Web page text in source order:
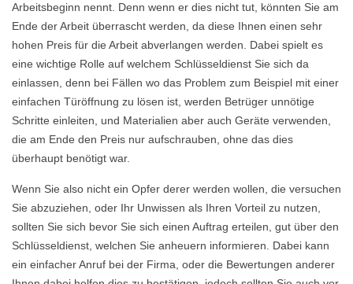
Arbeitsbeginn nennt. Denn wenn er dies nicht tut, könnten Sie am
Ende der Arbeit überrascht werden, da diese Ihnen einen sehr
hohen Preis für die Arbeit abverlangen werden. Dabei spielt es
eine wichtige Rolle auf welchem Schlüsseldienst Sie sich da
einlassen, denn bei Fällen wo das Problem zum Beispiel mit einer
einfachen Türöffnung zu lösen ist, werden Betrüger unnötige
Schritte einleiten, und Materialien aber auch Geräte verwenden,
die am Ende den Preis nur aufschrauben, ohne das dies
überhaupt benötigt war.
Wenn Sie also nicht ein Opfer derer werden wollen, die versuchen
Sie abzuziehen, oder Ihr Unwissen als Ihren Vorteil zu nutzen,
sollten Sie sich bevor Sie sich einen Auftrag erteilen, gut über den
Schlüsseldienst, welchen Sie anheuern informieren. Dabei kann
ein einfacher Anruf bei der Firma, oder die Bewertungen anderer